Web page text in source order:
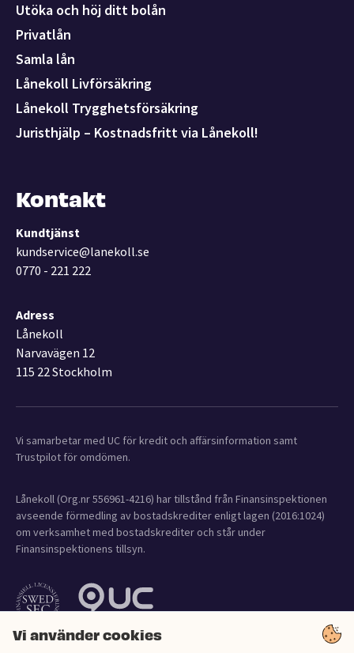
Vi använder cookies
Utöka och höj ditt bolån
Privatlån
Samla lån
Lånekoll Livförsäkring
Lånekoll Trygghetsförsäkring
Juristhjälp – Kostnadsfritt via Lånekoll!
Kontakt
Kundtjänst
kundservice@lanekoll.se
0770 - 221 222
Adress
Lånekoll
Narvavägen 12
115 22 Stockholm
Vi samarbetar med UC för kredit och affärsinformation samt
Trustpilot för omdömen.
Lånekoll (Org.nr 556961-4216) har tillstånd från Finansinspektionen
avseende förmedling av bostadskrediter enligt lagen (2016:1024)
om verksamhet med bostadskrediter och står under
Finansinspektionens tillsyn.